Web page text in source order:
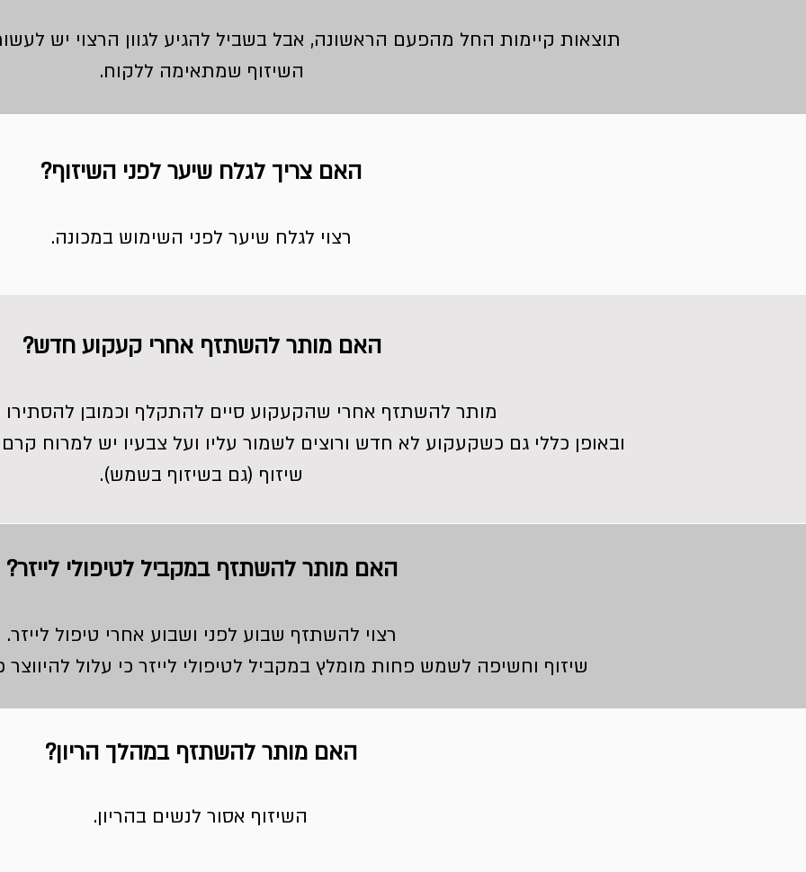
תוצאות קיימות החל מהפעם הראשונה, אבל בשביל להגיע לגוון הרצוי יש
השיזוף שמתאימה ללקוח.
האם צריך לגלח שיער לפני השיזוף?
רצוי לגלח שיער לפני השימוש במכונה.
האם מותר להשתזף אחרי קעקוע חדש?
מותר להשתזף אחרי שהקעקוע סיים להתקלף וכמובן
ובאופן כללי גם כשקעקוע לא חדש ורוצים לשמור עליו ועל צבעיו יש למרוח
שיזוף (גם בשיזוף בשמש).
האם מותר להשתזף במקביל לטיפולי לייזר?
רצוי להשתזף שבוע לפני ושבוע אחרי טיפול לייזר.
שיזוף וחשיפה לשמש פחות מומלץ במקביל לטיפולי לייזר כי עלול להיווצר
האם מותר להשתזף במהלך הריון?
השיזוף אסור לנשים בהריון.